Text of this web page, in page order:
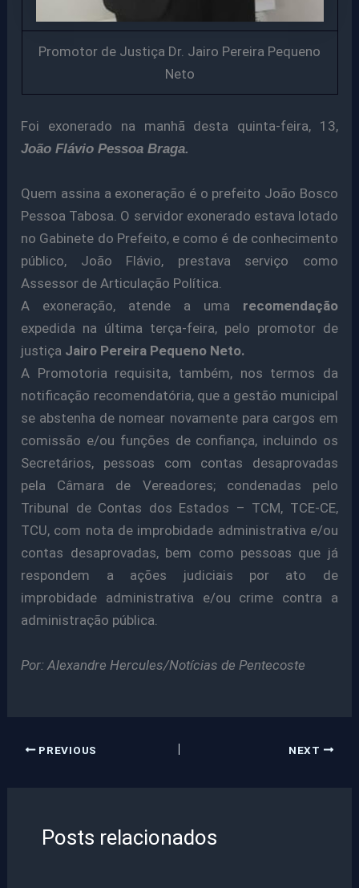
Promotor de Justiça Dr. Jairo Pereira Pequeno
Neto
Foi exonerado na manhã desta quinta-feira, 13,
João Flávio Pessoa Braga.
Quem assina a exoneração é o prefeito João Bosco
Pessoa Tabosa. O servidor exonerado estava lotado
no Gabinete do Prefeito, e como é de conhecimento
público, João Flávio, prestava serviço como
Assessor de Articulação Política.
A exoneração, atende a uma recomendação
expedida na última terça-feira, pelo promotor de
justiça Jairo Pereira Pequeno Neto.
A Promotoria requisita, também, nos termos da
notificação recomendatória, que a gestão municipal
se abstenha de nomear novamente para cargos em
comissão e/ou funções de confiança, incluindo os
Secretários, pessoas com contas desaprovadas
pela Câmara de Vereadores; condenadas pelo
Tribunal de Contas dos Estados – TCM, TCE-CE,
TCU, com nota de improbidade administrativa e/ou
contas desaprovadas, bem como pessoas que já
respondem a ações judiciais por ato de
improbidade administrativa e/ou crime contra a
administração pública.
Por: Alexandre Hercules/Notícias de Pentecoste
PREVIOUS NEXT
Posts relacionados